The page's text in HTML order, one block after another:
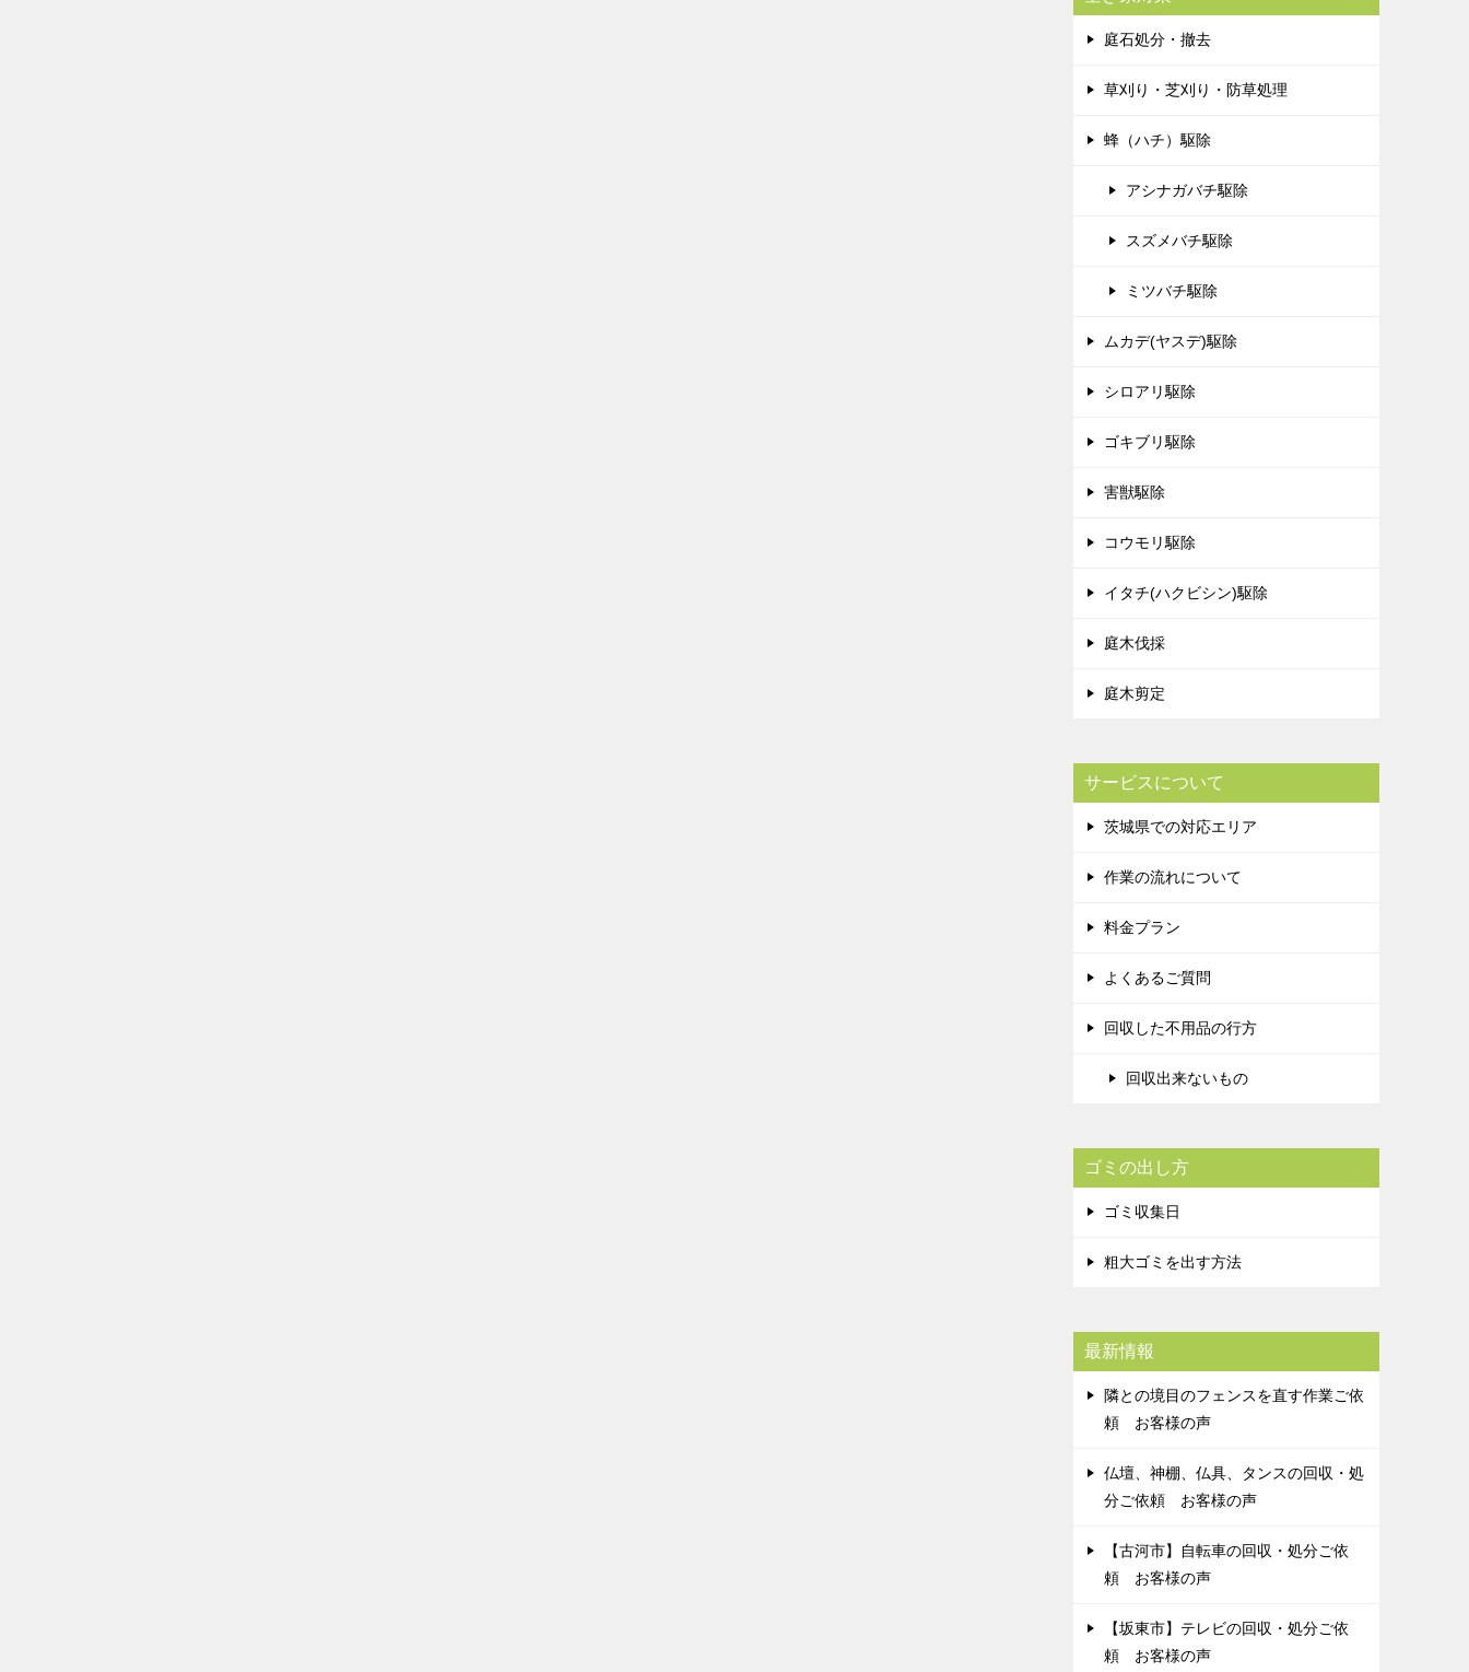
庭石処分・撤去
草刈り・芝刈り・防草処理
蜂（ハチ）駆除
アシナガバチ駆除
スズメバチ駆除
ミツバチ駆除
ムカデ(ヤスデ)駆除
シロアリ駆除
ゴキブリ駆除
害獣駆除
コウモリ駆除
イタチ(ハクビシン)駆除
庭木伐採
庭木剪定
サービスについて
茨城県での対応エリア
作業の流れについて
料金プラン
よくあるご質問
回収した不用品の行方
回収出来ないもの
ゴミの出し方
ゴミ収集日
粗大ゴミを出す方法
最新情報
隣との境目のフェンスを直す作業ご依
頼 お客様の声
仏壇、神棚、仏具、タンスの回収・処
分ご依頼 お客様の声
【古河市】自転車の回収・処分ご依
頼 お客様の声
【坂東市】テレビの回収・処分ご依
頼 お客様の声